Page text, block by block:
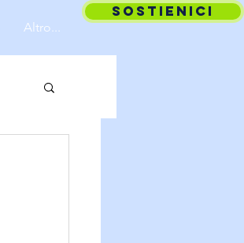
SOSTIENICI
Altro...